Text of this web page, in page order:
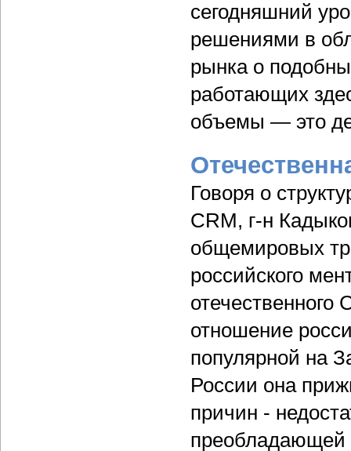
сегодняшний
решениями в
рынка о
работающих
объемы — это
Говоря о
CRM, г-н
общемировых
российского
отечественного
отношение
популярной на
России она
причин -
преобладающей